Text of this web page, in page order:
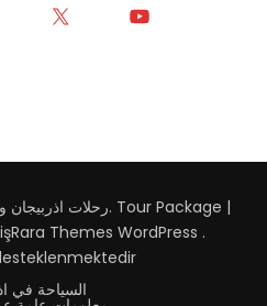
رحلات اذربيجان. Tour Package |
Rara Themes WordPress .
السياحة في